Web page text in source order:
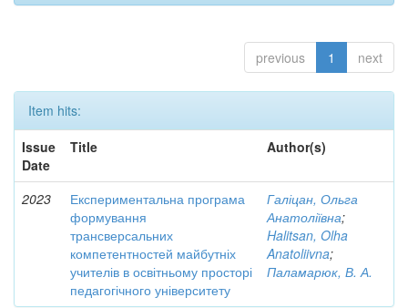
previous 1 next
Item hits:
Issue
Date
Title Author(s)
2023
Експериментальна програма
формування
трансверсальних
компетентностей майбутніх
учителів в освітньому просторі
педагогічного університету
Галіцан, Ольга
Анатоліївна;
Halitsan, Olha
Anatoliivna;
Паламарюк, В. А.